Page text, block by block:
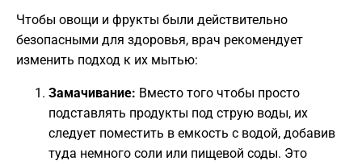
​Чтобы овощи и фрукты были действительно
безопасными для здоровья, врач рекомендует
изменить подход к их мытью:
Замачивание: Вместо того чтобы просто
подставлять продукты под струю воды, их
следует поместить в емкость с водой, добавив
туда немного соли или пищевой соды. Это